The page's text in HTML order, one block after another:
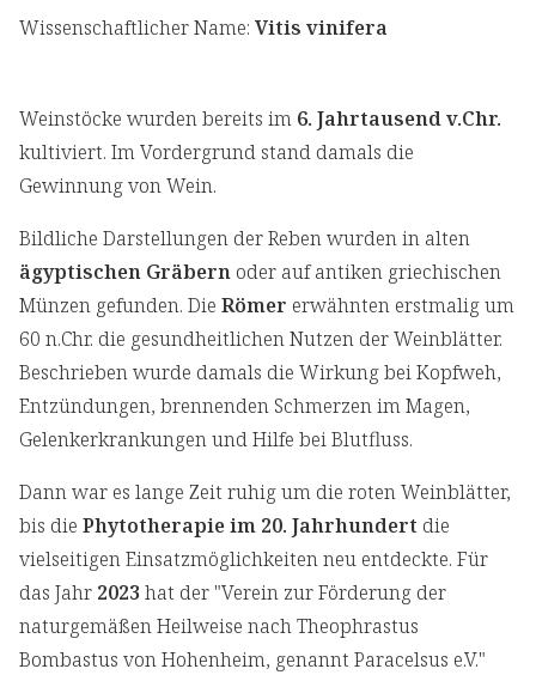
Wissenschaftlicher Name: Vitis vinifera
Weinstöcke wurden bereits im 6. Jahrtausend v.Chr.
kultiviert. Im Vordergrund stand damals die
Gewinnung von Wein.
Bildliche Darstellungen der Reben wurden in alten
ägyptischen Gräbern oder auf antiken griechischen
Münzen gefunden. Die Römer erwähnten erstmalig um
60 n.Chr. die gesundheitlichen Nutzen der Weinblätter.
Beschrieben wurde damals die Wirkung bei Kopfweh,
Entzündungen, brennenden Schmerzen im Magen,
Gelenkerkrankungen und Hilfe bei Blutfluss.
Dann war es lange Zeit ruhig um die roten Weinblätter,
bis die Phytotherapie im 20. Jahrhundert die
vielseitigen Einsatzmöglichkeiten neu entdeckte. Für
das Jahr 2023 hat der "Verein zur Förderung der
naturgemäßen Heilweise nach Theophrastus
Bombastus von Hohenheim, genannt Paracelsus e.V."